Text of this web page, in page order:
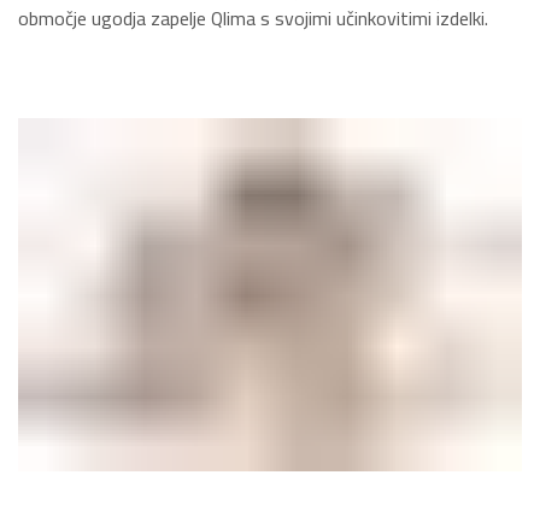
območje ugodja zapelje Qlima s svojimi učinkovitimi izdelki.